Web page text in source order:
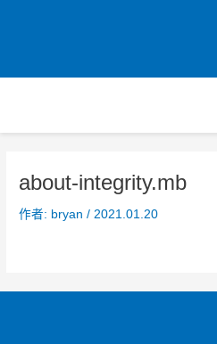
about-integrity.mb
作者: bryan/ 2021.01.20